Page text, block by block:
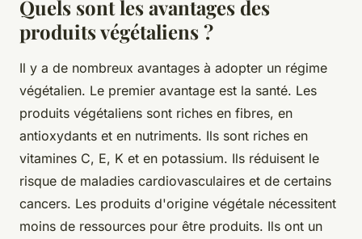
Quels sont les avantages des
produits végétaliens ?
Il y a de nombreux avantages à adopter un régime
végétalien. Le premier avantage est la santé. Les
produits végétaliens sont riches en fibres, en
antioxydants et en nutriments. Ils sont riches en
vitamines C, E, K et en potassium. Ils réduisent le
risque de maladies cardiovasculaires et de certains
cancers. Les produits d'origine végétale nécessitent
moins de ressources pour être produits. Ils ont un